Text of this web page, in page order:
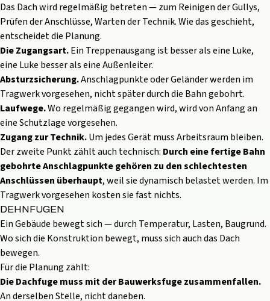
Das Dach wird regelmäßig betreten — zum Reinigen der Gullys,
Prüfen der Anschlüsse, Warten der Technik. Wie das geschieht,
entscheidet die Planung.
Die Zugangsart.Ein Treppenausgang ist besser als eine Luke,
eine Luke besser als eine Außenleiter.
Absturzsicherung.Anschlagpunkte oder Geländer werden im
Tragwerk vorgesehen, nicht später durch die Bahn gebohrt.
Laufwege.Wo regelmäßig gegangen wird, wird von Anfang an
eine Schutzlage vorgesehen.
Zugang zur Technik.Um jedes Gerät muss Arbeitsraum bleiben.
Der zweite Punkt zählt auch technisch: Durch eine fertige Bahn
gebohrte Anschlagpunkte gehören zu den schlechtesten
Anschlüssen überhaupt, weil sie dynamisch belastet werden. Im
Tragwerk vorgesehen kosten sie fast nichts.
DEHNFUGEN
Ein Gebäude bewegt sich — durch Temperatur, Lasten, Baugrund.
Wo sich die Konstruktion bewegt, muss sich auch das Dach
bewegen.
Für die Planung zählt:
Die Dachfuge muss mit der Bauwerksfuge zusammenfallen.
An derselben Stelle, nicht daneben.